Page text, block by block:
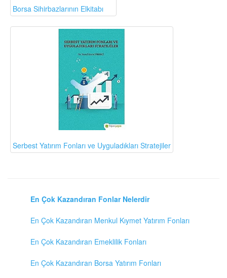
Borsa Sihirbazlarının Elkitabı
Serbest Yatırım Fonları ve Uyguladıkları Stratejiler
En Çok Kazandıran Fonlar Nelerdir
En Çok Kazandıran Menkul Kıymet Yatırım Fonları
En Çok Kazandıran Emeklilik Fonları
En Çok Kazandıran Borsa Yatırım Fonları